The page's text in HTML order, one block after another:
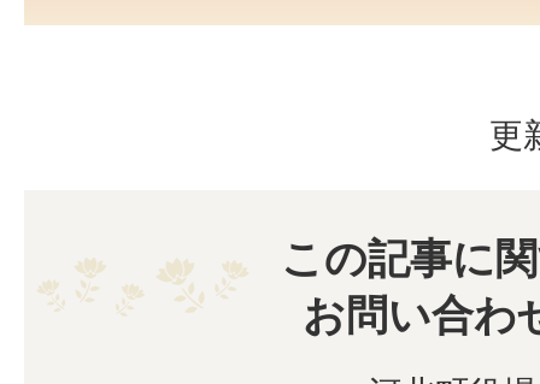
更
この記事に
お問い合わ